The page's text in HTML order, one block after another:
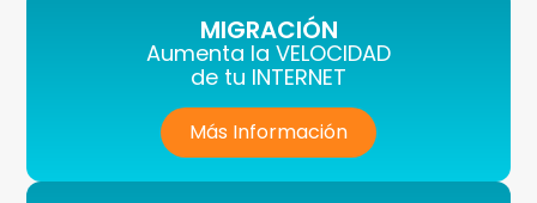
MIGRACIÓN
Aumenta la VELOCIDAD
de tu INTERNET
Más Información